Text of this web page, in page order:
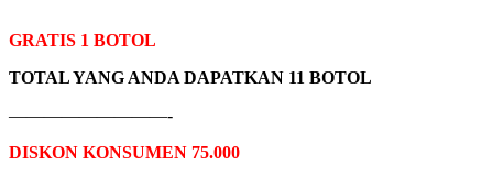
GRATIS 1 BOTOL
TOTAL YANG ANDA DAPATKAN 11 BOTOL
—————————-
DISKON KONSUMEN 75.000